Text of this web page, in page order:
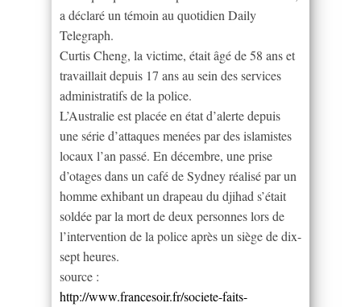
a déclaré un témoin au quotidien Daily
Telegraph.
Curtis Cheng, la victime, était âgé de 58 ans et
travaillait depuis 17 ans au sein des services
administratifs de la police.
L’Australie est placée en état d’alerte depuis
une série d’attaques menées par des islamistes
locaux l’an passé. En décembre, une prise
d’otages dans un café de Sydney réalisé par un
homme exhibant un drapeau du djihad s’était
soldée par la mort de deux personnes lors de
l’intervention de la police après un siège de dix-
sept heures.
source :
http://www.francesoir.fr/societe-faits-